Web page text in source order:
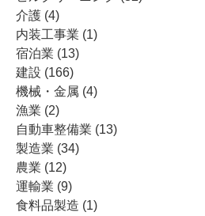
介護 (4)
内装工事業 (1)
宿泊業 (13)
建設 (166)
機械・金属 (4)
漁業 (2)
自動車整備業 (13)
製造業 (34)
農業 (12)
運輸業 (9)
食料品製造 (1)